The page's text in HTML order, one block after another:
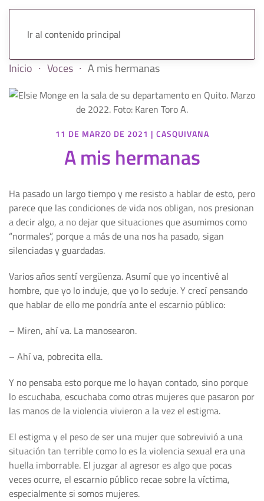
Ir al contenido principal
Inicio Voces A mis hermanas
11 DE MARZO DE 2021 | CASQUIVANA
A mis hermanas
Ha pasado un largo tiempo y me resisto a hablar de esto, pero
parece que las condiciones de vida nos obligan, nos presionan
a decir algo, a no dejar que situaciones que asumimos como
“normales”, porque a más de una nos ha pasado, sigan
silenciadas y guardadas.
Varios años sentí vergüenza. Asumí que yo incentivé al
hombre, que yo lo induje, que yo lo seduje. Y crecí pensando
que hablar de ello me pondría ante el escarnio público:
– Miren, ahí va. La manosearon.
– Ahí va, pobrecita ella.
Y no pensaba esto porque me lo hayan contado, sino porque
lo escuchaba, escuchaba como otras mujeres que pasaron por
las manos de la violencia vivieron a la vez el estigma.
El estigma y el peso de ser una mujer que sobrevivió a una
situación tan terrible como lo es la violencia sexual era una
huella imborrable. El juzgar al agresor es algo que pocas
veces ocurre, el escarnio público recae sobre la víctima,
especialmente si somos mujeres.